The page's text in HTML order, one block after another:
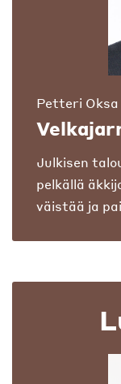
Petteri Oksa
Julkisen
pelkällä
väistää ja